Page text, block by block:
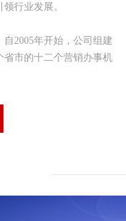
行业发展。
2005年开始，公司组建
省市的十二个营销办事机